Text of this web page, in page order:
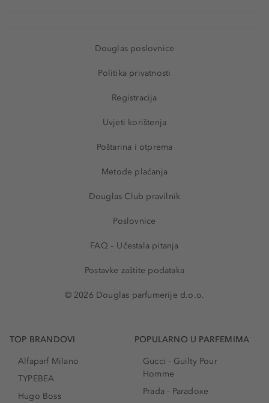
Douglas poslovnice
Politika privatnosti
Registracija
Uvjeti korištenja
Poštarina i otprema
Metode plaćanja
Douglas Club pravilnik
Poslovnice
FAQ – Učestala pitanja
Postavke zaštite podataka
© 2026 Douglas parfumerije d.o.o.
TOP BRANDOVI
Alfaparf Milano
TYPEBEA
Hugo Boss
POPULARNO U PARFEMIMA
Gucci - Guilty Pour
Homme
Prada - Paradoxe